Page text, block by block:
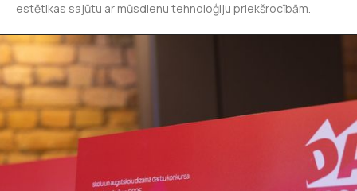
estētikas sajūtu ar mūsdienu tehnoloģiju priekšrocībām.